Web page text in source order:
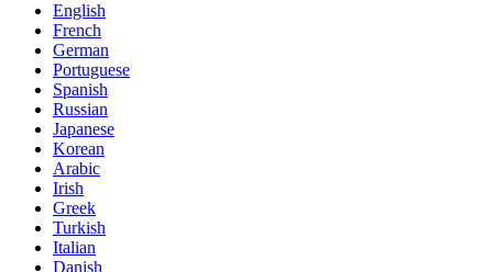
English
French
German
Portuguese
Spanish
Russian
Japanese
Korean
Arabic
Irish
Greek
Turkish
Italian
Danish